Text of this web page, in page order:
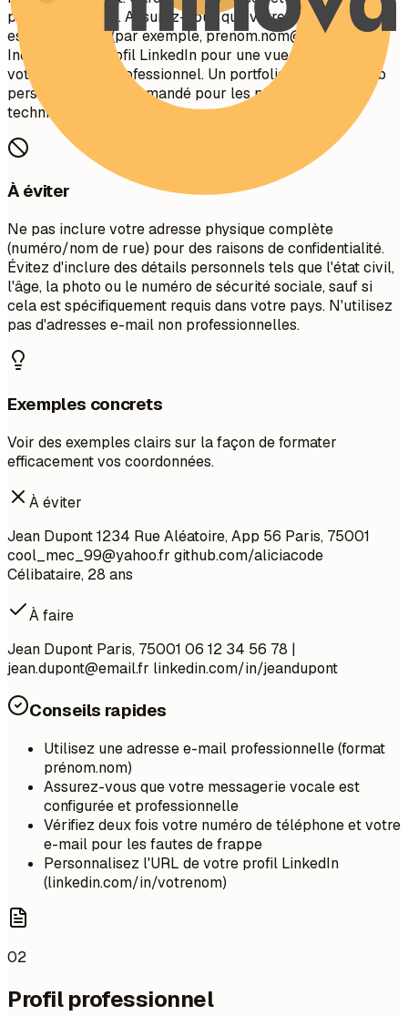
professionnelles. Assurez-vous que votre adresse e-mail
est appropriée (par exemple,prenom.nom@gmail.com).
Incluez votre profil LinkedIn pour une vue complète de
votre parcours professionnel. Un portfolio ou un site web
personnel est recommandé pour les postes créatifs,
techniques ou de design.
À éviter
Ne pas inclure votre adresse physique complète
(numéro/nom de rue) pour des raisons de confidentialité.
Évitez d'inclure des détails personnels tels que l'état civil,
l'âge, la photo ou le numéro de sécurité sociale, sauf si
cela est spécifiquement requis dans votre pays. N'utilisez
pas d'adresses e-mail non professionnelles.
Exemples concrets
Voir des exemples clairs sur la façon de formater
efficacement vos coordonnées.
À éviter
Jean Dupont 1234 Rue Aléatoire, App 56 Paris, 75001
cool_mec_99@yahoo.fr github.com/aliciacode
Célibataire, 28 ans
À faire
Jean Dupont Paris, 75001 06 12 34 56 78 |
jean.dupont@email.fr linkedin.com/in/jeandupont
Conseils rapides
Utilisez une adresse e-mail professionnelle (format
prénom.nom)
Assurez-vous que votre messagerie vocale est
configurée et professionnelle
Vérifiez deux fois votre numéro de téléphone et votre
e-mail pour les fautes de frappe
Personnalisez l'URL de votre profil LinkedIn
(linkedin.com/in/votrenom)
02
Profil professionnel